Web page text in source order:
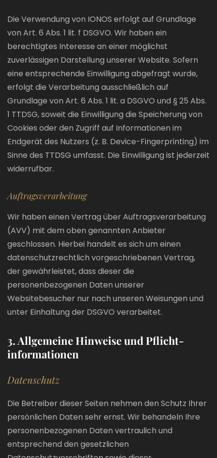
Die Verwendung von IONOS erfolgt auf Grundlage
von Art. 6 Abs. 1 lit. f DSGVO. Wir haben ein
berechtigtes Interesse an einer möglichst
zuverlässigen Darstellung unserer Website. Sofern
eine entsprechende Einwilligung abgefragt wurde,
erfolgt die Verarbeitung ausschließlich auf
Grundlage von Art. 6 Abs. 1 lit. a DSGVO und § 25 Abs.
1 TTDSG, soweit die Einwilligung die Speicherung von
Cookies oder den Zugriff auf Informationen im
Endgerät des Nutzers (z. B. Device-Fingerprinting) im
Sinne des TTDSG umfasst. Die Einwilligung ist jederzeit
widerrufbar.
Auftragsverarbeitung
Wir haben einen Vertrag über Auftragsverarbeitung
(AVV) mit dem oben genannten Anbieter
geschlossen. Hierbei handelt es sich um einen
datenschutzrechtlich vorgeschriebenen Vertrag,
der gewährleistet, dass dieser die
personenbezogenen Daten unserer
Websitebesucher nur nach unseren Weisungen und
unter Einhaltung der DSGVO verarbeitet.
3. Allgemeine Hinweise und Pflicht­
informationen
Datenschutz
Die Betreiber dieser Seiten nehmen den Schutz Ihrer
persönlichen Daten sehr ernst. Wir behandeln Ihre
personenbezogenen Daten vertraulich und
entsprechend den gesetzlichen